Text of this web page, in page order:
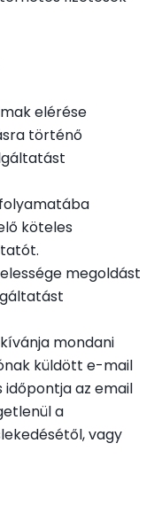
elérése
történő
köteles
megoldást
mondani
küldött e-mail
időpontja az email
a
vagy